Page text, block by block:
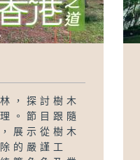
，探討樹木
。節目跟隨
展示從樹木
的嚴謹工